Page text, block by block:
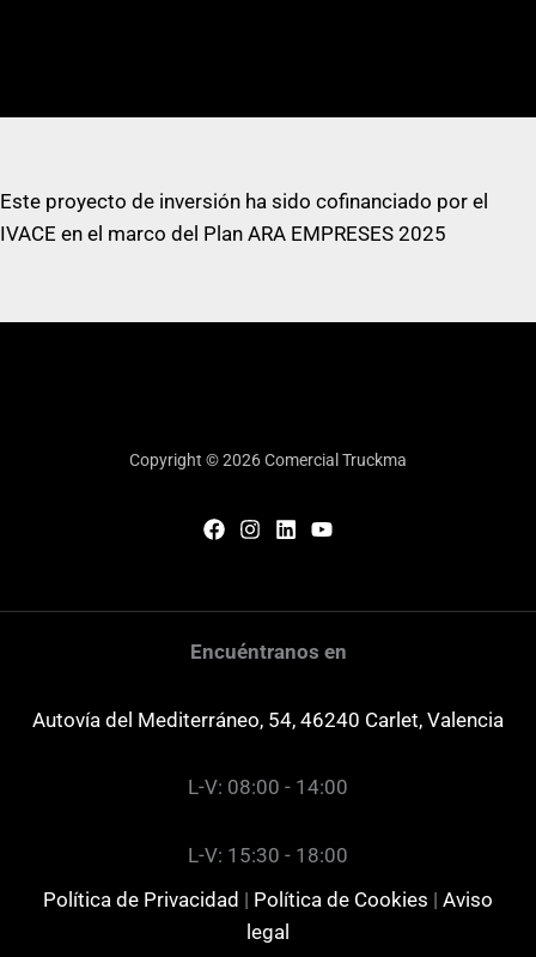
Este proyecto de inversión ha sido cofinanciado por el
IVACE en el marco del Plan ARA EMPRESES 2025
Copyright © 2026 Comercial Truckma
Encuéntranos en
Autovía del Mediterráneo, 54, 46240 Carlet, Valencia
L-V: 08:00 - 14:00
L-V: 15:30 - 18:00
Política de Privacidad | Política de Cookies | Aviso
legal